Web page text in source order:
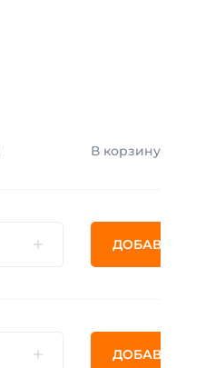
В корзину
ДОБАВИТЬ
ДОБАВИТЬ